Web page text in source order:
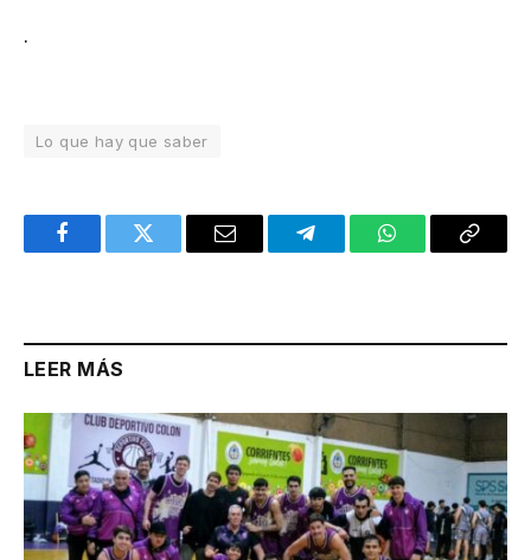
.
Lo que hay que saber
FacebookTwitter Email TelegramWhatsAppCopy
LEER MÁS